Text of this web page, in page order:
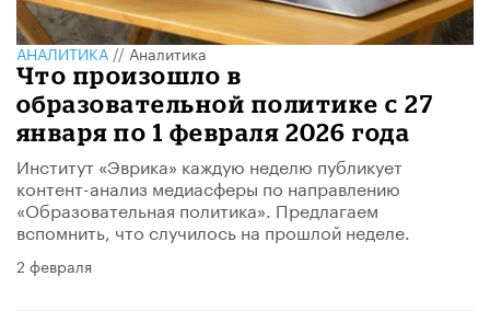
АНАЛИТИКА//Аналитика
Что произошло в
образовательной политике с 27
января по 1 февраля 2026 года
Институт «Эврика» каждую неделю публикует
контент-анализ медиасферы по направлению
«Образовательная политика». Предлагаем
вспомнить, что случилось на прошлой неделе.
2 февраля